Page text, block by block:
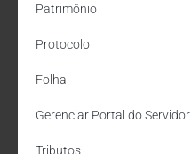
Patrimônio
Protocolo
Folha
Gerenciar Portal do Servidor
Tributos